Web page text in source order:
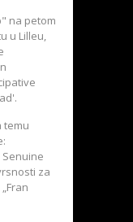
na petom
u Lilleu,
temu
za